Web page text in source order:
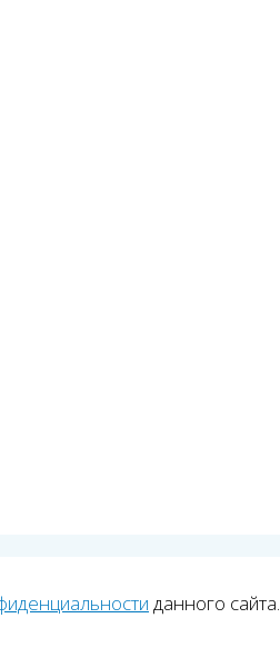
данного сайта.